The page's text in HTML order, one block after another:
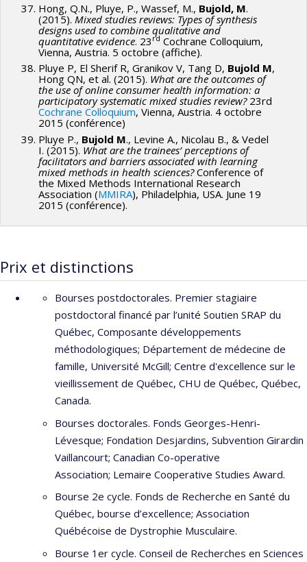
Hong, Q.N., Pluye, P., Wassef, M., Bujold, M.
(2015). Mixed studies reviews: Types of synthesis
designs used to combine qualitative and
quantitative evidence. 23 rd Cochrane Colloquium,
Vienna, Austria. 5 octobre (affiche).
Pluye P, El Sherif R, Granikov V, Tang D, Bujold M,
Hong QN, et al. (2015). What are the outcomes of
the use of online consumer health information: a
participatory systematic mixed studies review? 23rd
Cochrane Colloquium, Vienna, Austria. 4 octobre
2015 (conférence)
Pluye P., Bujold M., Levine A., Nicolau B., & Vedel
I. (2015). What are the trainees’ perceptions of
facilitators and barriers associated with learning
mixed methods in health sciences?Conference of
the Mixed Methods International Research
Association (MMIRA), Philadelphia, USA. June 19
2015 (conférence).
Prix et distinctions
Bourses postdoctorales. Premier stagiaire
postdoctoral financé par l’unité Soutien SRAP du
Québec, Composante développements
méthodologiques; Département de médecine de
famille, Université McGill; Centre d'excellence sur le
vieillissement de Québec, CHU de Québec, Québec,
Canada.
Bourses doctorales. Fonds Georges-Henri-
Lévesque; Fondation Desjardins, Subvention Girardin
Vaillancourt; Canadian Co-operative
Association; Lemaire Cooperative Studies Award.
Bourse 2e cycle. Fonds de Recherche en Santé du
Québec, bourse d’excellence; Association
Québécoise de Dystrophie Musculaire.
Bourse 1er cycle. Conseil de Recherches en Sciences